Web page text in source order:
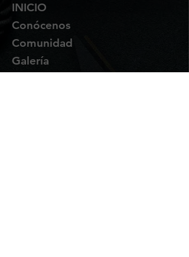
INICIO
Conócenos
Comunidad
Galería